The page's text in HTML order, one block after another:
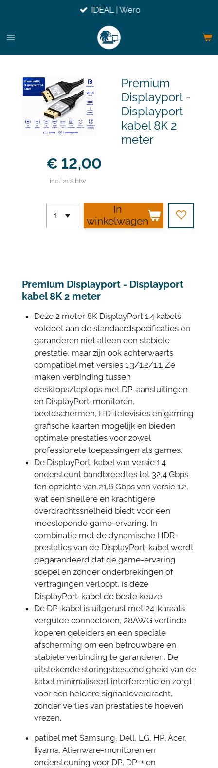
naar
IDEAL | Wero
Premium
Displayport -
Displayport
kabel 8K 2
meter
€ 12,00
incl. 21% btw
In
winkelwagen
Premium Displayport - Displayport
kabel 8K 2 meter
Deze 2 meter 8K DisplayPort 1.4 kabels
voldoet aan de standaardspecificaties en
garanderen niet alleen een stabiele
prestatie, maar zijn ook achterwaarts
compatibel met versies 1.3/1.2/1.1. Ze
maken verbinding tussen
desktops/laptops met DP-aansluitingen
en DisplayPort-monitoren,
beeldschermen, HD-televisies en gaming
grafische kaarten mogelijk en bieden
optimale prestaties voor zowel
professionele toepassingen als games.
De DisplayPort-kabel van versie 1.4
ondersteunt bandbreedtes tot 32,4 Gbps
ten opzichte van 21,6 Gbps van versie 1.2,
wat een snellere en krachtigere
overdrachtssnelheid biedt voor een
meeslepende game-ervaring. In
combinatie met de dynamische HDR-
prestaties van de DisplayPort-kabel wordt
gegarandeerd dat de game-ervaring
soepel en zonder onderbrekingen of
vertragingen verloopt, is deze
DisplayPort-kabel de beste keuze.
De DP-kabel is uitgerust met 24-karaats
vergulde connectoren, 28AWG vertinde
koperen geleiders en een speciale
afscherming om een betrouwbare en
stabiele verbinding te garanderen. De
uitstekende storingsbestendigheid van de
kabel minimaliseert interferentie en zorgt
voor een heldere signaaloverdracht,
zonder verlies van prestaties te hoeven
vrezen.
patibel met Samsung, Dell, LG, HP, Acer,
Iiyama, Alienware-monitoren en
ondersteuning voor DP, DP++ en